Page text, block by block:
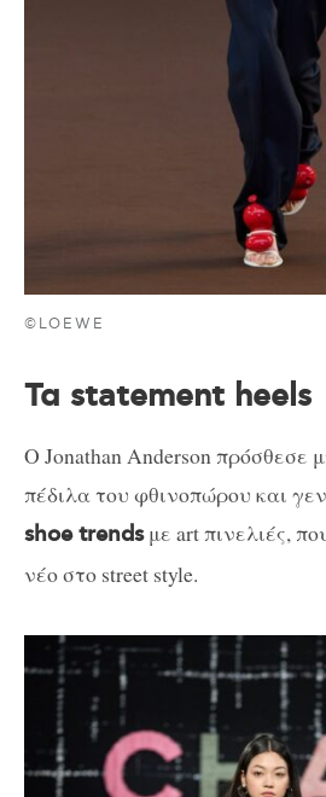
©LOEWE
Τα statement heels
O Jonathan Anderson πρόσθεσε
πέδιλα του φθινοπώρου και
shoe trendsμε art πινελιές,
νέο στο street style.